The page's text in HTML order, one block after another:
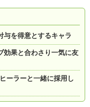
与を得意とするキャラ
効果と合わさり一気に友
ーラーと一緒に採用し